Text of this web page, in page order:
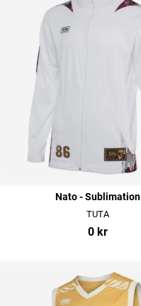
Nato - Sublimation
TUTA
0 kr